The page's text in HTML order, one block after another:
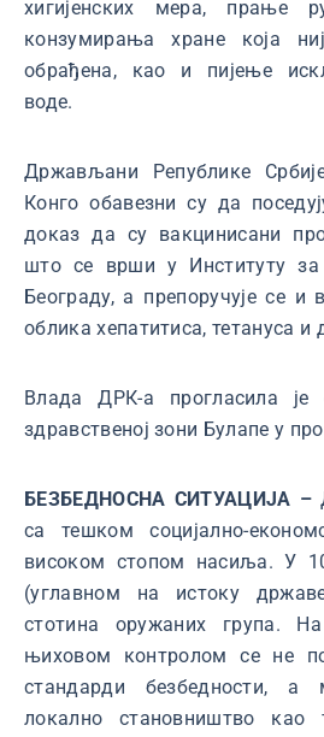
хигијенских мера, прање
конзумирања хране која
обрађена, као и пијење
воде.
Држављани Републике
Конго обавезни су да
доказ да су вакцинисани
што се врши у Институту за
Београду, а препоручује се и
облика хепатитиса, тетануса и
Влада ДРК-а прогласила је
здравственој зони Булапе у
БЕЗБЕДНОСНА СИТУАЦИЈА –
са тешком социјално-
високом стопом насиља. У
(углавном на истоку
стотина оружаних група.
њиховом контролом се не
стандарди безбедности, а
локално становништво као